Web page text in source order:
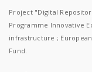
Project "Digital
Programme Innovative
infrastructure ;
Fund.